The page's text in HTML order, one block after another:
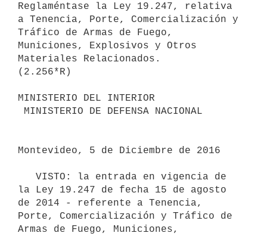
Reglaméntase la Ley 19.247, relativa
a Tenencia, Porte, Comercialización y
Tráfico de Armas de Fuego,
Municiones, Explosivos y Otros
Materiales Relacionados.
(2.256*R)
MINISTERIO DEL INTERIOR
Montevideo, 5 de Diciembre de 2016
la Ley 19.247 de fecha 15 de agosto
de 2014 - referente a Tenencia,
Porte, Comercialización y Tráfico de
Armas de Fuego, Municiones,